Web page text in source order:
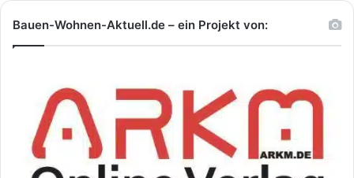
Bauen-Wohnen-Aktuell.de – ein Projekt von: